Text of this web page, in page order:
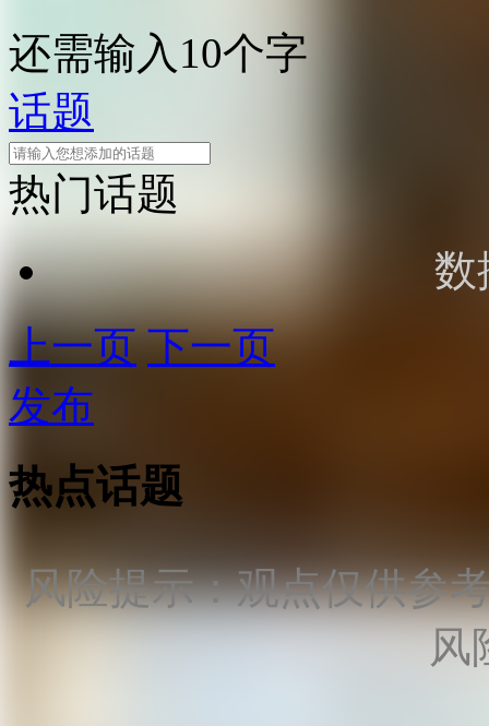
还需输入10个字
话题
热门话题
数
上一页 下一页
发布
热点话题
风险提示：观点仅供参
风